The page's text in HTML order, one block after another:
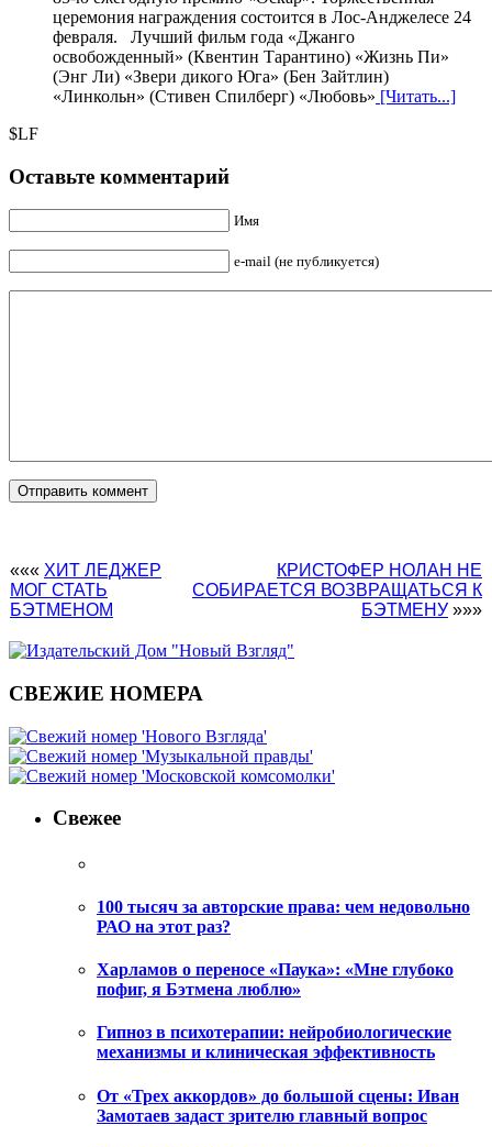
церемония награждения состоится в Лос-Анджелесе 24
февраля. Лучший фильм года «Джанго
освобожденный» (Квентин Тарантино) «Жизнь Пи»
(Энг Ли) «Звери дикого Юга» (Бен Зайтлин)
«Линкольн» (Стивен Спилберг) «Любовь» [Читать...]
$LF
Оставьте комментарий
Имя
e-mail (не публикуется)
««« ХИТ ЛЕДЖЕР
МОГ СТАТЬ
БЭТМЕНОМ
КРИСТОФЕР НОЛАН НЕ
СОБИРАЕТСЯ ВОЗВРАЩАТЬСЯ К
БЭТМЕНУ »»»
СВЕЖИЕ НОМЕРА
Свежее
100 тысяч за авторские права: чем недовольно
РАО на этот раз?
Харламов о переносе «Паука»: «Мне глубоко
пофиг, я Бэтмена люблю»
Гипноз в психотерапии: нейробиологические
механизмы и клиническая эффективность
От «Трех аккордов» до большой сцены: Иван
Замотаев задаст зрителю главный вопрос